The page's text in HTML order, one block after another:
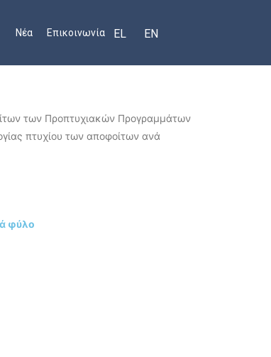
EL EN
Νέα Επικοινωνία
των Προπτυχιακών Προγραμμάτων
πτυχίου των αποφοίτων ανά
φύλο